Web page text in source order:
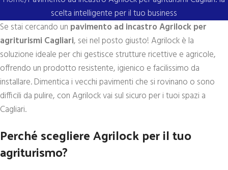
scelta intelligente per il tuo business
Se stai cercando un pavimento ad incastro Agrilock per
agriturismi Cagliari, sei nel posto giusto! Agrilock è la
soluzione ideale per chi gestisce strutture ricettive e agricole,
offrendo un prodotto resistente, igienico e facilissimo da
installare. Dimentica i vecchi pavimenti che si rovinano o sono
difficili da pulire, con Agrilock vai sul sicuro per i tuoi spazi a
Cagliari.
Perché scegliere Agrilock per il tuo
agriturismo?